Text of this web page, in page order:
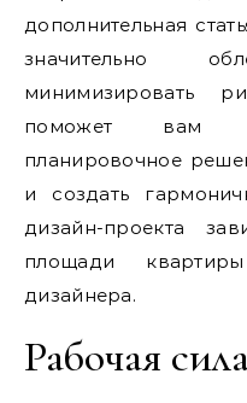
дополнительная
значительно
минимизировать
поможет вам
планировочное
и создать
дизайн-проекта
площади
дизайнера.
Рабочая